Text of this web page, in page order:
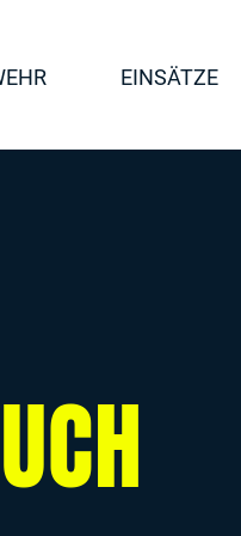
EINSÄTZE